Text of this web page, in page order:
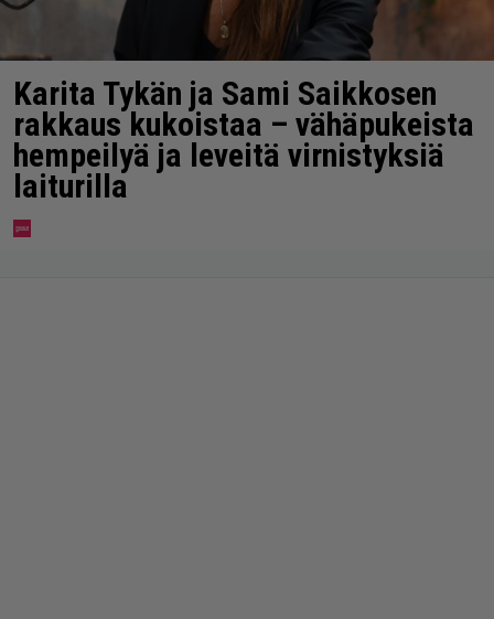
Karita Tykän ja Sami Saikkosen
rakkaus kukoistaa – vähäpukeista
hempeilyä ja leveitä virnistyksiä
laiturilla